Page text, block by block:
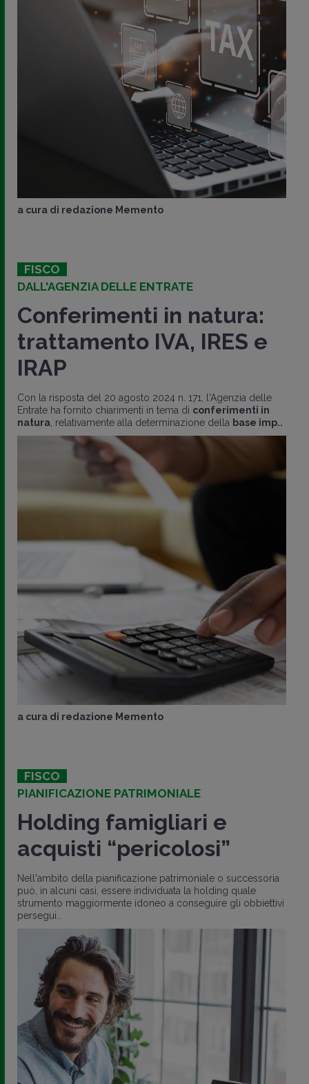
a cura di redazione Memento
FISCO
DALL'AGENZIA DELLE ENTRATE
Conferimenti in natura:
trattamento IVA, IRES e
IRAP
Con la risposta del 20 agosto 2024 n. 171, l'Agenzia delle
Entrate ha fornito chiarimenti in tema di conferimenti in
natura, relativamente alla determinazione della base imp..
a cura di redazione Memento
FISCO
PIANIFICAZIONE PATRIMONIALE
Holding famigliari e
acquisti “pericolosi”
Nell'ambito della pianificazione patrimoniale o successoria
può, in alcuni casi, essere individuata la holding quale
strumento maggiormente idoneo a conseguire gli obbiettivi
persegui..